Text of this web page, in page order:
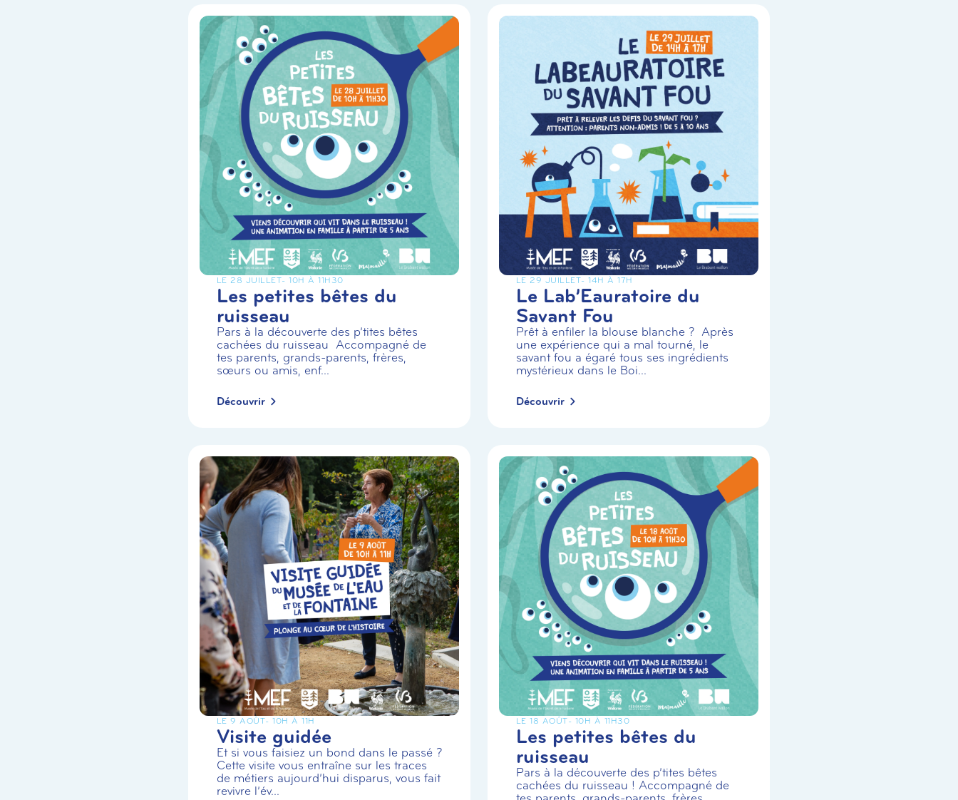
LE 28 JUILLET- 10H À 11H30
Les petites bêtes du
ruisseau
Pars à la découverte des p’tites bêtes
cachées du ruisseau Accompagné de
tes parents, grands-parents, frères,
sœurs ou amis, enf...
Découvrir
LE 29 JUILLET- 14H À 17H
Le Lab’Eauratoire du
Savant Fou
Prêt à enfiler la blouse blanche ? Après
une expérience qui a mal tourné, le
savant fou a égaré tous ses ingrédients
mystérieux dans le Boi...
Découvrir
LE 9 AOÛT- 10H À 11H
Visite guidée
Et si vous faisiez un bond dans le passé ?
Cette visite vous entraîne sur les traces
de métiers aujourd’hui disparus, vous fait
revivre l’év...
LE 18 AOÛT- 10H À 11H30
Les petites bêtes du
ruisseau
Pars à la découverte des p’tites bêtes
cachées du ruisseau ! Accompagné de